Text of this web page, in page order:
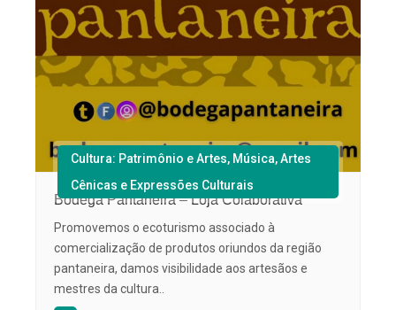
Cultura: Patrimônio e Artes, Música, Artes
Cênicas e Expressões Culturais
Bodega Pantaneira – Loja Colaborativa
Promovemos o ecoturismo associado à
comercialização de produtos oriundos da região
pantaneira, damos visibilidade aos artesãos e
mestres da cultura..